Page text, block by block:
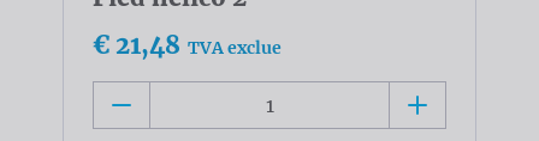
€ 21,48 TVA exclue